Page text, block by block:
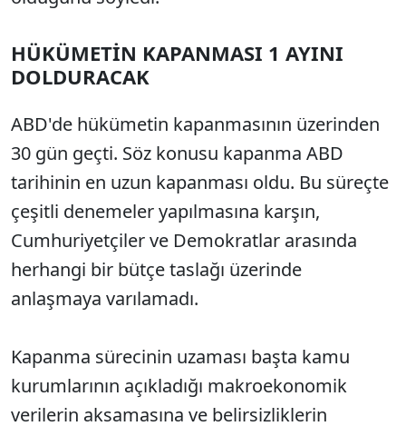
HÜKÜMETİN KAPANMASI 1 AYINI
DOLDURACAK
ABD'de hükümetin kapanmasının üzerinden
30 gün geçti. Söz konusu kapanma ABD
tarihinin en uzun kapanması oldu. Bu süreçte
çeşitli denemeler yapılmasına karşın,
Cumhuriyetçiler ve Demokratlar arasında
herhangi bir bütçe taslağı üzerinde
anlaşmaya varılamadı.
Kapanma sürecinin uzaması başta kamu
kurumlarının açıkladığı makroekonomik
verilerin aksamasına ve belirsizliklerin